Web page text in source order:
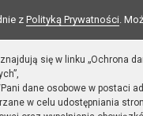
z Polityką Prywatności.
się w linku „Ochrona
dane osobowe w postaci
w celu udostępniania